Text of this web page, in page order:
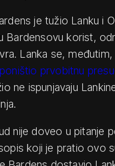
je tužio Lanku i
Bardensovu korist,
Lanka se,
poništio prvobitnu
ne ispunjavaju
nije doveo u pitanje
koji je pratio ovo